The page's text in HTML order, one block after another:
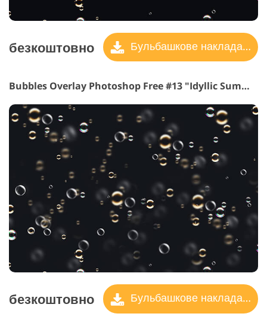
безкоштовно Бульбашкове накладання
Bubbles Overlay Photoshop Free #13 "Idyllic Summer"
безкоштовно Бульбашкове накладання